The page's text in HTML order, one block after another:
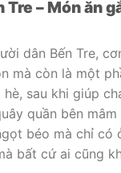
Tre – Món ăn
dân Bến Tre,
mà còn là một
sau khi giúp
quần bên
béo mà chỉ có
bất cứ ai cũng